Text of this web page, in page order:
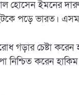
হোসেন ইমনের
পড়ে ভারত।
গড়ার চেষ্টা
নিশ্চিত করেন